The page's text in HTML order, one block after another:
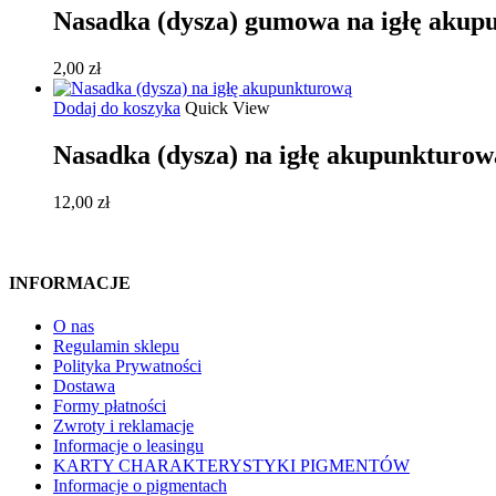
Nasadka (dysza) gumowa na igłę
2,00 zł
Dodaj do koszyka Quick View
Nasadka (dysza) na igłę
12,00 zł
INFORMACJE
O nas
Regulamin sklepu
Polityka Prywatności
Dostawa
Formy płatności
Zwroty i reklamacje
Informacje o leasingu
KARTY CHARAKTERYSTYKI PIGMENTÓW
Informacje o pigmentach